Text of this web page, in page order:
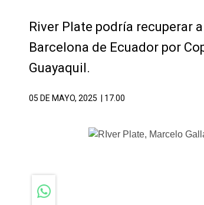
River Plate podría recuperar
Barcelona de Ecuador por
Guayaquil.
05 DE MAYO, 2025 | 17.00